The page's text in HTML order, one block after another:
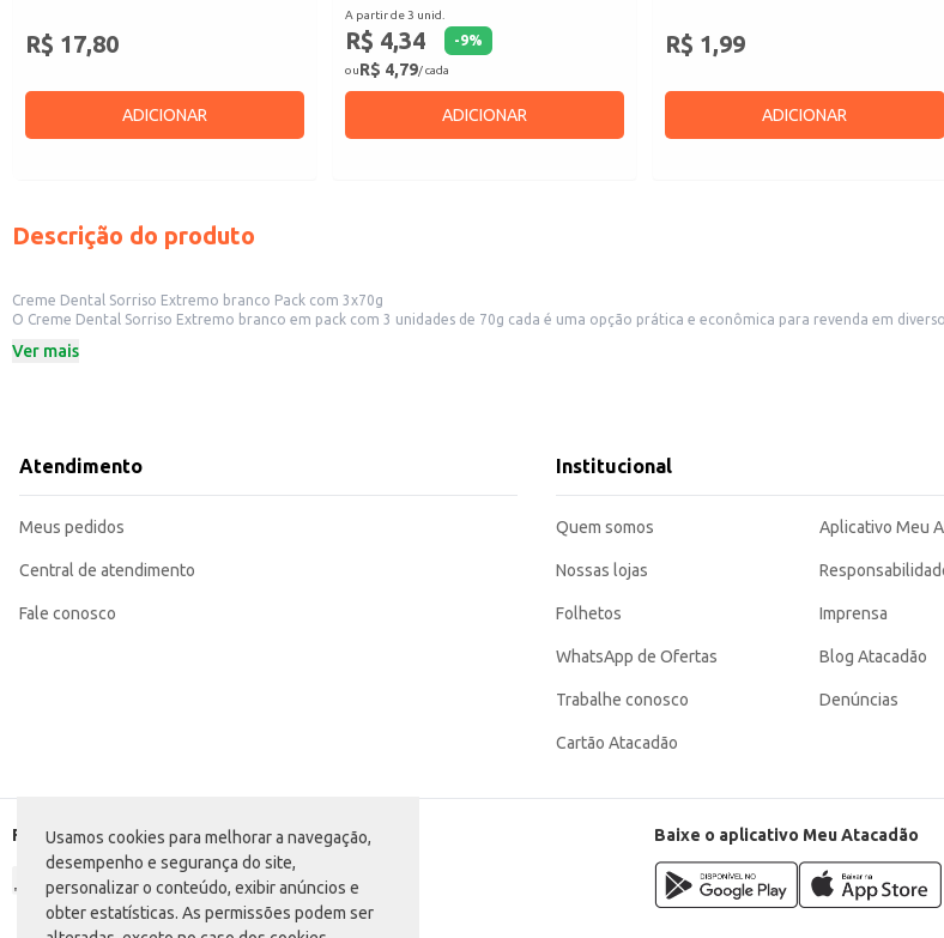
Usamos cookies para melhorar a navegação,
desempenho e segurança do site,
personalizar o conteúdo, exibir anúncios e
obter estatísticas. As permissões podem ser
R$ 17,80
ADICIONAR
A partir de 3 unid.
R$ 4,34 -9%
ouR$ 4,79/ cada
ADICIONAR
R$ 1,99
ADICIONAR
Descrição do produto
Creme Dental Sorriso Extremo branco Pack com 3x70g
O Creme Dental Sorriso Extremo branco em pack com 3 unidades de 70g cada é uma opção prática e econômica para revenda em
indivíduos que buscam um creme dental eficiente.
O Creme Dental Sorriso Extremo branco oferece um bom custo-benefício, sendo uma escolha eficiente para quem busca um produto de higiene bucal de qualidade. Sua embalagem em pack de
economia tanto para o varejista quanto para o consumidor final.
Marca: Sorriso
Categoria: Creme dental
EAN: 7509546660004
Ver mais
Atendimento
Meus pedidos
Central de atendimento
Fale conosco
Institucional
Quem somos
Nossas lojas
Folhetos
WhatsApp de Ofertas
Trabalhe conosco
Cartão Atacadão
Aplicativo Meu
Imprensa
Blog Atacadão
Denúncias
Formas de pagamento Baixe o aplicativo Meu Atacadão